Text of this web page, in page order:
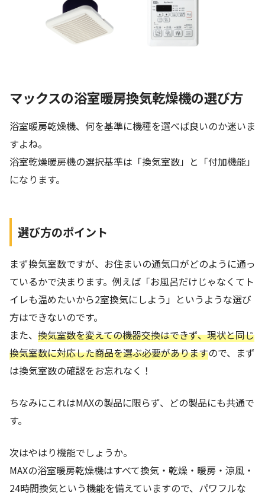
マックスの浴室暖房換気乾燥機の選び方
浴室暖房乾燥機、何を基準に機種を選べば良いのか迷いま
すよね。
浴室乾燥暖房機の選択基準は「換気室数」と「付加機能」
になります。
選び方のポイント
まず換気室数ですが、お住まいの通気口がどのように通っ
ているかで決まります。例えば「お風呂だけじゃなくてト
イレも温めたいから2室換気にしよう」というような選び
方はできないのです。
また、 換気室数を変えての機器交換はできず、現状と同じ
換気室数に対応した商品を選ぶ必要がありますので、まず
は換気室数の確認をお忘れなく！
ちなみにこれはMAXの製品に限らず、どの製品にも共通で
す。
次はやはり機能でしょうか。
MAXの浴室暖房乾燥機はすべて換気・乾燥・暖房・涼風・
24時間換気という機能を備えていますので、パワフルな